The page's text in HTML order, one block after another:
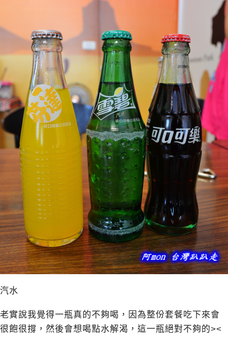
汽水
老實說我覺得一瓶真的不夠喝，因為整份套餐吃下來會
很飽很撐，然後會想喝點水解渴，這一瓶絕對不夠的><